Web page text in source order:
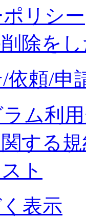
リシー
除を
依頼/申
ム利
する
ト
表示